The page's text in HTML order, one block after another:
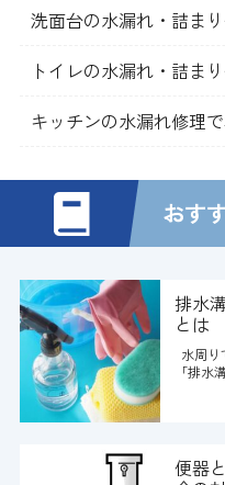
洗面台の水漏れ・詰ま
トイレの水漏れ・詰ま
キッチンの水漏れ修理
おす
排水
とは
水周り
「排水
便器